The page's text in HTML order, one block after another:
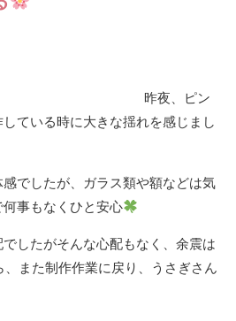
昨夜、ピン
ている時に大きな揺れを感じまし
でしたが、ガラス類や額などは気
事もなくひと安心
したがそんな心配もなく、余震は
、また制作作業に戻り、うさぎさん